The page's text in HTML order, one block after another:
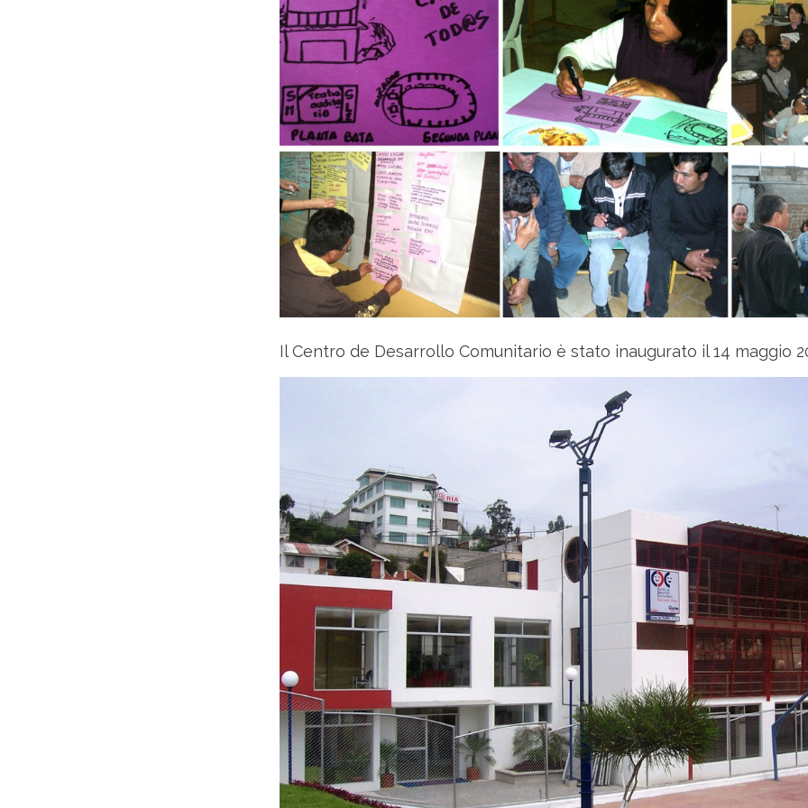
Il Centro de Desarrollo Comunitario è stato inaugurato il 14 maggio